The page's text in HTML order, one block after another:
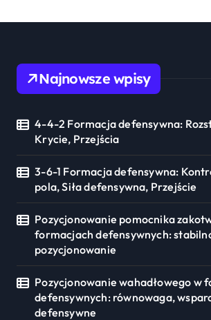
Najnowsze wpisy
4-4-2 Formacja defensywna:
Krycie, Przejścia
3-6-1 Formacja defensywna:
pola, Siła defensywna, Przejście
Pozycjonowanie pomocnika
formacjach defensywnych:
pozycjonowanie
Pozycjonowanie wahadłowego w
defensywnych: równowaga,
defensywne